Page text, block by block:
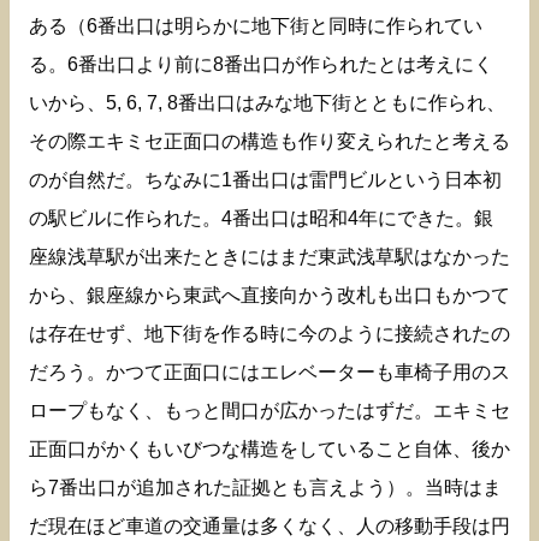
ある（6番出口は明らかに地下街と同時に作られてい
る。6番出口より前に8番出口が作られたとは考えにく
いから、5, 6, 7, 8番出口はみな地下街とともに作られ、
その際エキミセ正面口の構造も作り変えられたと考える
のが自然だ。ちなみに1番出口は雷門ビルという日本初
の駅ビルに作られた。4番出口は昭和4年にできた。銀
座線浅草駅が出来たときにはまだ東武浅草駅はなかった
から、銀座線から東武へ直接向かう改札も出口もかつて
は存在せず、地下街を作る時に今のように接続されたの
だろう。かつて正面口にはエレベーターも車椅子用のス
ロープもなく、もっと間口が広かったはずだ。エキミセ
正面口がかくもいびつな構造をしていること自体、後か
ら7番出口が追加された証拠とも言えよう）。当時はま
だ現在ほど車道の交通量は多くなく、人の移動手段は円